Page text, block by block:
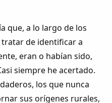
que, a lo largo de los
de identificar a
eran o habían sido,
siempre he acertado.
los que nunca
sus orígenes rurales,